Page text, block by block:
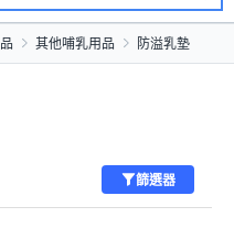
其他哺乳用品 防溢乳墊
篩選器